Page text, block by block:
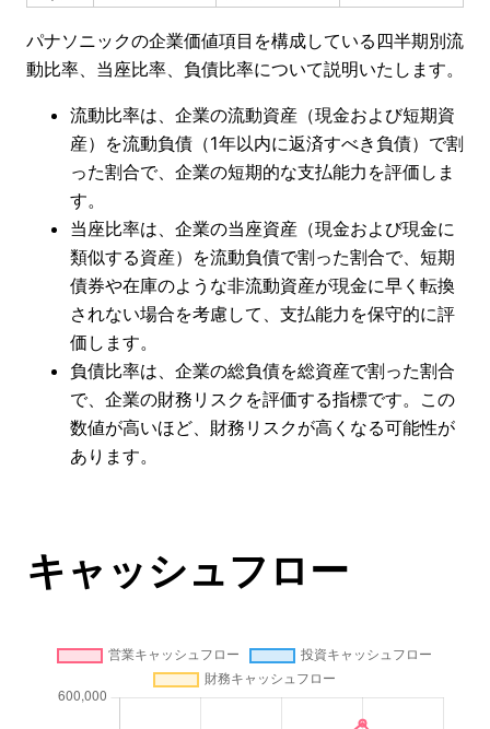
パナソニックの企業価値項目を構成している四半期別流
動比率、当座比率、負債比率について説明いたします。
流動比率は、企業の流動資産（現金および短期資
産）を流動負債（1年以内に返済すべき負債）で割
った割合で、企業の短期的な支払能力を評価しま
す。
当座比率は、企業の当座資産（現金および現金に
類似する資産）を流動負債で割った割合で、短期
債券や在庫のような非流動資産が現金に早く転換
されない場合を考慮して、支払能力を保守的に評
価します。
負債比率は、企業の総負債を総資産で割った割合
で、企業の財務リスクを評価する指標です。この
数値が高いほど、財務リスクが高くなる可能性が
あります。
キャッシュフロー